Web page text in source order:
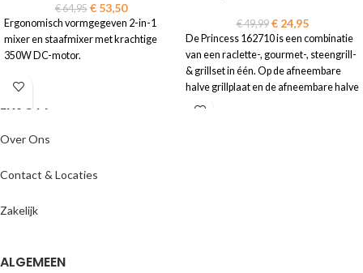
€64,95 €53,50
Ergonomisch vormgegeven 2-in-1
mixer en staafmixer met krachtige
350W DC-motor.
€49,99 €24,95
De Princess 162710 is een combinatie
van een raclette-, gourmet-, steengrill-
& grillset in één. Op de afneembare
halve grillplaat en de afneembare halve
steengrillplaat met antiaanbaklaag
ENJOYY
Over Ons
Contact & Locaties
Zakelijk
ALGEMEEN